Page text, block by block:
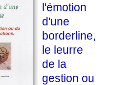
l'émotion
d'une
borderline,
le leurre
de la
gestion ou